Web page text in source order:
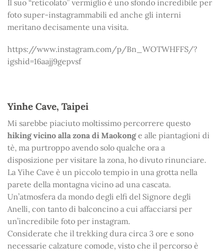
Il suo “reticolato” vermiglio è uno sfondo incredibile per
foto super-instagrammabili ed anche gli interni
meritano decisamente una visita.
https://www.instagram.com/p/Bn_WOTWHFFS/?
igshid=16aajj9gepvsf
Yinhe Cave, Taipei
Mi sarebbe piaciuto moltissimo percorrere questo
hiking vicino alla zona di Maokonge alle piantagioni di
tè, ma purtroppo avendo solo qualche ora a
disposizione per visitare la zona, ho divuto rinunciare.
La Yihe Cave è un piccolo tempio in una grotta nella
parete della montagna vicino ad una cascata.
Un’atmosfera da mondo degli elfi del Signore degli
Anelli, con tanto di balconcino a cui affacciarsi per
un’incredibile foto per instagram.
Considerate che il trekking dura circa 3 ore e sono
necessarie calzature comode, visto che il percorso è